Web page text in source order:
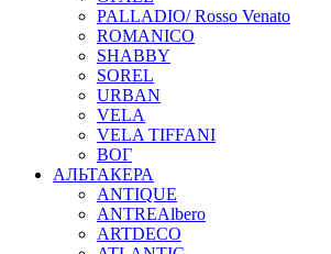
PALLADIO/ Rosso Venato
ROMANICO
SHABBY
SOREL
URBAN
VELA
VELA TIFFANI
ВОГ
АЛЬТАКЕРА
ANTIQUE
ANTREAlbero
ARTDECO